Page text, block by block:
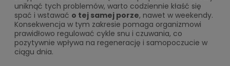
uniknąć tych problemów, warto codziennie kłaść się
spać i wstawać o tej samej porze, nawet w weekendy.
Konsekwencja w tym zakresie pomaga organizmowi
prawidłowo regulować cykle snu i czuwania, co
pozytywnie wpływa na regenerację i samopoczucie w
ciągu dnia.